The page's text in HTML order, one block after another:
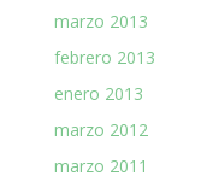
marzo 2013
febrero 2013
enero 2013
marzo 2012
marzo 2011